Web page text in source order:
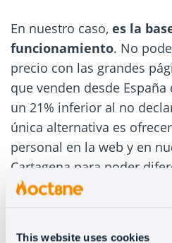
This website uses cookies
En nuestro caso, es la
funcionamiento. No
precio con las grandes
que venden desde
un 21% inferior al no
única alternativa es
personal en la web y en
Cartagena para poder
buscador de chollos y
6. ¿Por qué